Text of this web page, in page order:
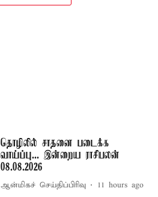
தொழிலில் சாதனை படைக்க
வாய்ப்பு... இன்றைய ராசிபலன்
08.08.2026
ஆன்மிகச் செய்திப்பிரிவு 11 hours ago